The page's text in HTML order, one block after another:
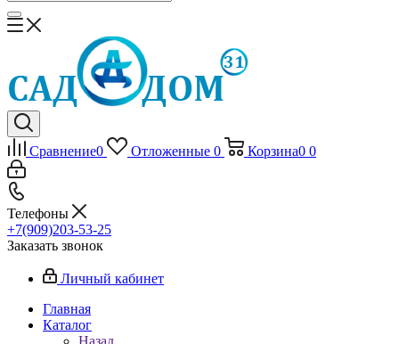
Сравнение0 Отложенные 0 Корзина0 0
Телефоны
+7(909)203-53-25
Заказать звонок
Личный кабинет
Главная
Каталог
Назад